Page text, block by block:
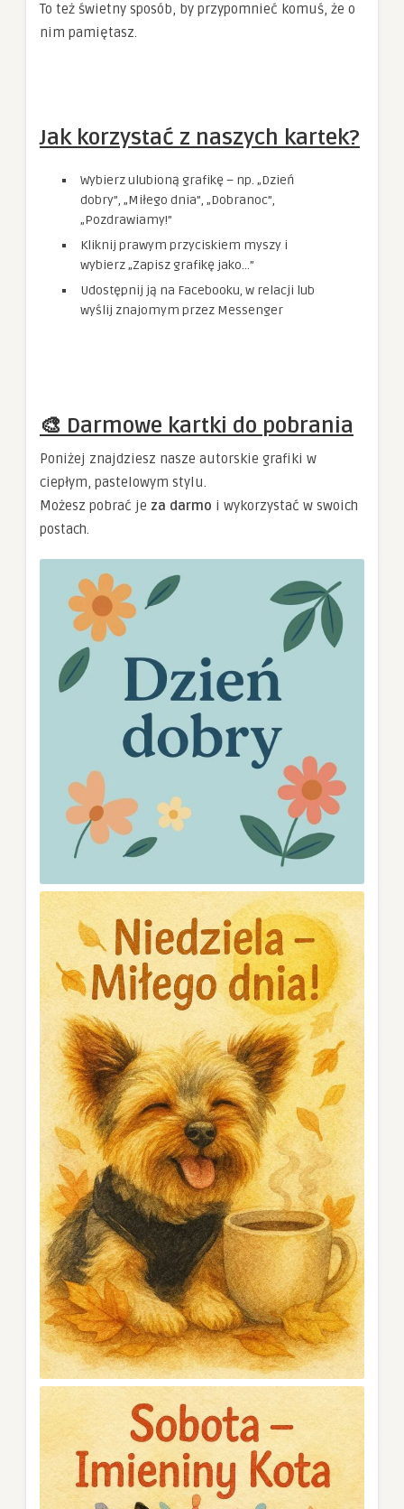
To też świetny sposób, by przypomnieć komuś, że o
nim pamiętasz.
Jak korzystać z naszych kartek?
Wybierz ulubioną grafikę – np. „Dzień
dobry”, „Miłego dnia”, „Dobranoc”,
„Pozdrawiamy!”
Kliknij prawym przyciskiem myszy i
wybierz „Zapisz grafikę jako…”
Udostępnij ją na Facebooku, w relacji lub
wyślij znajomym przez Messenger
🎨 Darmowe kartki do pobrania
Poniżej znajdziesz nasze autorskie grafiki w
ciepłym, pastelowym stylu.
Możesz pobrać je za darmo i wykorzystać w swoich
postach.